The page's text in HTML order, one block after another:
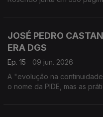
JOSÉ PEDRO
ERA DGS
Ep. 15
09 jun. 2026
A "evolução na
o nome da PIDE, mas as